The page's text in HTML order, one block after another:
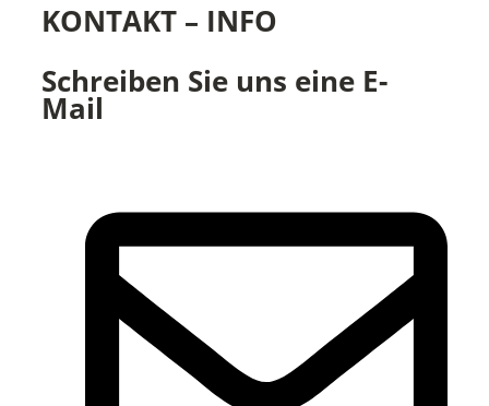
KONTAKT – INFO
Schreiben Sie uns eine E-
Mail